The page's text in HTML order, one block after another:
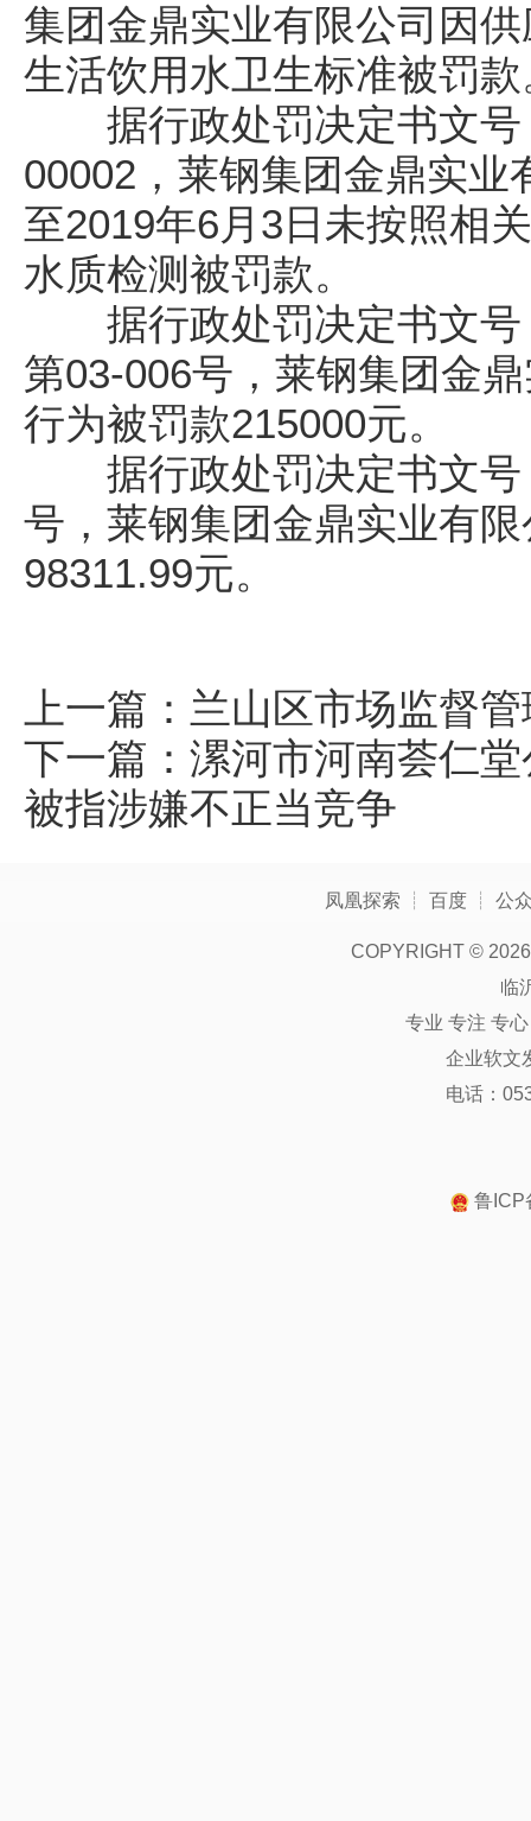
集团金鼎实业有限公司因
生活饮用水卫生标准被罚款
据行政处罚决定书文号
00002，莱钢集团金鼎实业
至2019年6月3日未按照相
水质检测被罚款。
据行政处罚决定书文号
第03-006号，莱钢集团金
行为被罚款215000元。
据行政处罚决定书文号
号，莱钢集团金鼎实业有
98311.99元。
上一篇： 兰山区市场监督
下一篇： 漯河市河南荟仁
被指涉嫌不正当竞争
凤凰探索 ┊ 百度 ┊ 公
COPYRIGHT ©
临
专业 专注 专
企业软文
电话：
鲁ICP